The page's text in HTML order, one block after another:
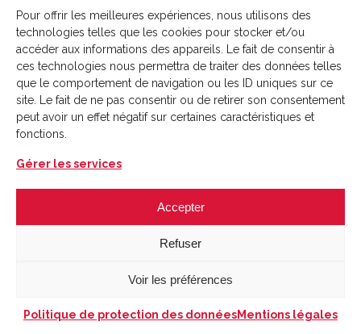
Pour offrir les meilleures expériences, nous utilisons des
technologies telles que les cookies pour stocker et/ou
accéder aux informations des appareils. Le fait de consentir à
ces technologies nous permettra de traiter des données telles
que le comportement de navigation ou les ID uniques sur ce
site. Le fait de ne pas consentir ou de retirer son consentement
peut avoir un effet négatif sur certaines caractéristiques et
fonctions.
Gérer les services
Accepter
Refuser
Voir les préférences
Politique de protection des donnéesMentions légales
Mail :
contact@menuipacks.fr
Demander un devis
–
Politique de protection des données -